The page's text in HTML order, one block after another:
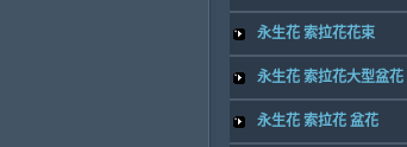
永生花 索拉花花束
永生花 索拉花大型盆花
永生花 索拉花 盆花